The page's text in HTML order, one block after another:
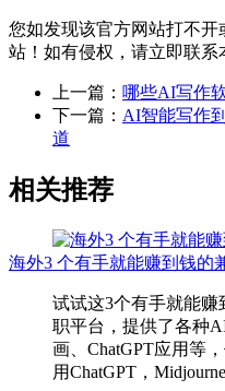
您如发现该官方网站打不
站！如有侵权，请立即联系
上一篇： 哪些AI写作
下一篇： AI智能写作
道
相关推荐
海外3 个有手就能赚到钱的
试试这3个有手就能赚
职平台，提供了各种
画、ChatGPT应用等
用ChatGPT，